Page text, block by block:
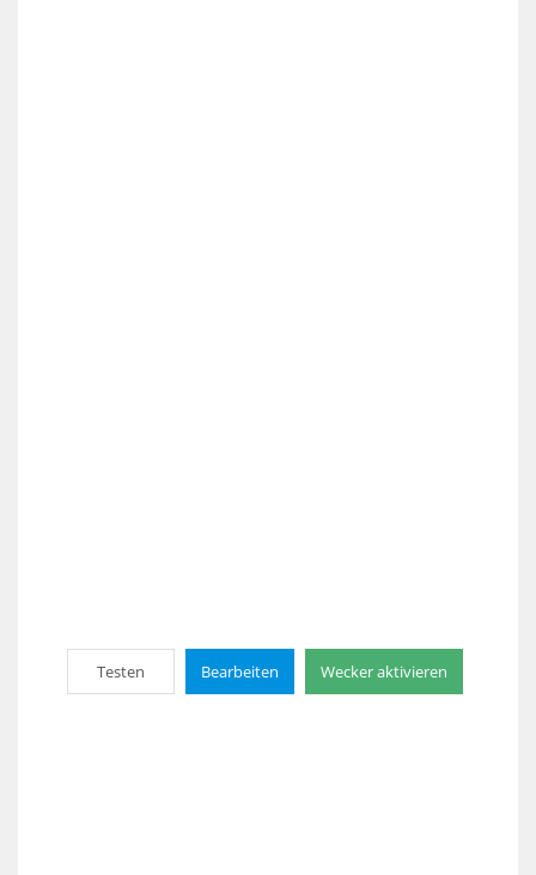
Testen Bearbeiten Wecker aktivieren